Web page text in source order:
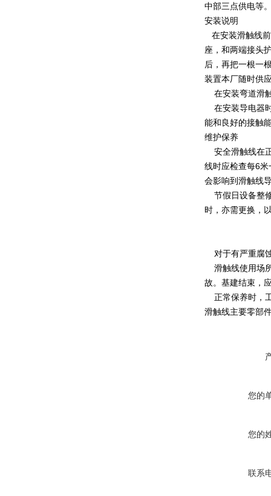
中部三点供电等
安装说明
在安装滑触线
座，和两端接头
后，再把一根一
装置本厂随时供
在安装弯道滑
在安装导电器
能和良好的接触
维护保养
安全滑触线在
线时应检查每6
会影响到滑触线
节假日设备整
时，亦需更换，
对于有严重腐
滑触线使用场
故。基建结束，
正常保养时，
滑触线主要零部
您的
您的
联系